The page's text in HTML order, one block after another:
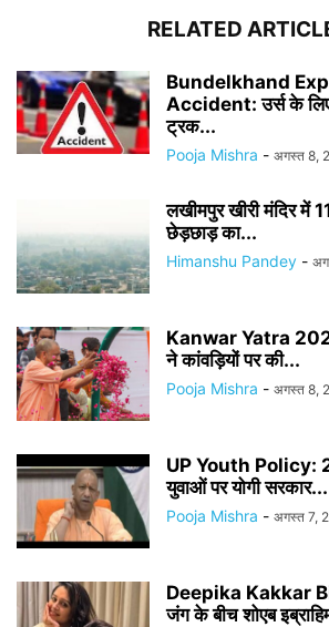
RELATED
Bundelkhand
Accident: उर्स के लिए
ट्रक...
Pooja Mishra - अगस्त 8,
लखीमपुर खीरी मंदिर में
छेड़छाड़ का...
Himanshu Pandey -
Kanwar Yatra
ने कांवड़ियों पर की...
Pooja Mishra - अगस्त 8,
UP Youth Policy:
युवाओं पर योगी सरकार...
Pooja Mishra - अगस्त 7,
Deepika Kakkar
जंग के बीच शोएब